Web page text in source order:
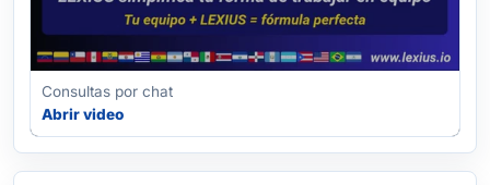
Consultas por chat
Abrir video